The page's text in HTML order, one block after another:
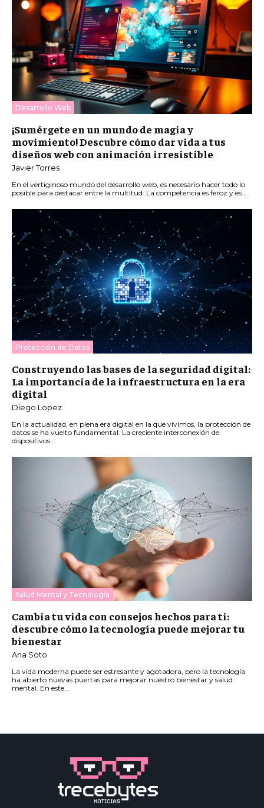
Desarrollo Web
¡Sumérgete en un mundo de magia y
movimiento! Descubre cómo dar vida a tus
diseños web con animación irresistible
Javier Torres
En el vertiginoso mundo del desarrollo web, es necesario hacer todo lo
posible para destacar entre la multitud. La competencia es feroz y es...
Protección de Datos
Construyendo las bases de la seguridad digital:
La importancia de la infraestructura en la era
digital
Diego Lopez
En la actualidad, en plena era digital en la que vivimos, la protección de
datos se ha vuelto fundamental. La creciente interconexión de
dispositivos...
Salud Mental y Tecnología
Cambia tu vida con consejos hechos para ti:
descubre cómo la tecnología puede mejorar tu
bienestar
Ana Soto
La vida moderna puede ser estresante y agotadora, pero la tecnología
ha abierto nuevas puertas para mejorar nuestro bienestar y salud
mental. En este...